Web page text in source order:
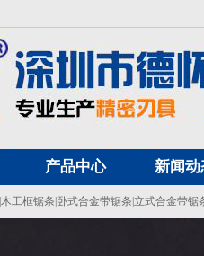
产品中心 新闻动
木工框锯条 卧式合金带锯条 立式合金带锯